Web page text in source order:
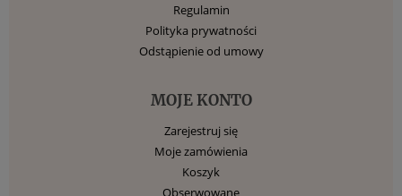
Regulamin
Polityka prywatności
Odstąpienie od umowy
MOJE KONTO
Zarejestruj się
Moje zamówienia
Koszyk
Obserwowane